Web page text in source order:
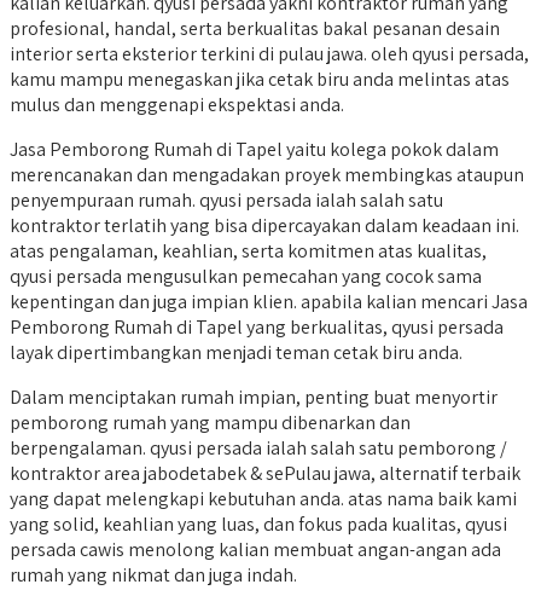
profesional, handal, serta berkualitas bakal pesanan desain
interior serta eksterior terkini di pulau jawa. oleh qyusi persada,
kamu mampu menegaskan jika cetak biru anda melintas atas
mulus dan menggenapi ekspektasi anda.
Jasa Pemborong Rumah di Tapel yaitu kolega pokok dalam
merencanakan dan mengadakan proyek membingkas ataupun
penyempuraan rumah. qyusi persada ialah salah satu
kontraktor terlatih yang bisa dipercayakan dalam keadaan ini.
atas pengalaman, keahlian, serta komitmen atas kualitas,
qyusi persada mengusulkan pemecahan yang cocok sama
kepentingan dan juga impian klien. apabila kalian mencari Jasa
Pemborong Rumah di Tapel yang berkualitas, qyusi persada
layak dipertimbangkan menjadi teman cetak biru anda.
Dalam menciptakan rumah impian, penting buat menyortir
pemborong rumah yang mampu dibenarkan dan
berpengalaman. qyusi persada ialah salah satu pemborong /
kontraktor area jabodetabek & sePulau jawa, alternatif terbaik
yang dapat melengkapi kebutuhan anda. atas nama baik kami
yang solid, keahlian yang luas, dan fokus pada kualitas, qyusi
persada cawis menolong kalian membuat angan-angan ada
rumah yang nikmat dan juga indah.